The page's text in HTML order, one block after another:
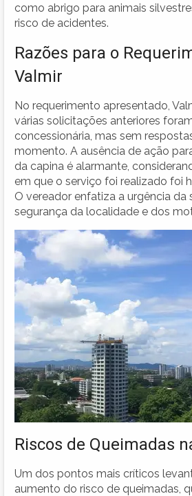
como abrigo para animais
risco de acidentes.
Razões para o
Valmir
No requerimento apresentado,
várias solicitações anteriores
concessionária, mas sem
momento. A ausência de ação
da capina é alarmante,
em que o serviço foi realizado foi
O vereador enfatiza a urgência da
segurança da localidade e dos
Riscos de Queimadas
Um dos pontos mais críticos
aumento do risco de queimadas,